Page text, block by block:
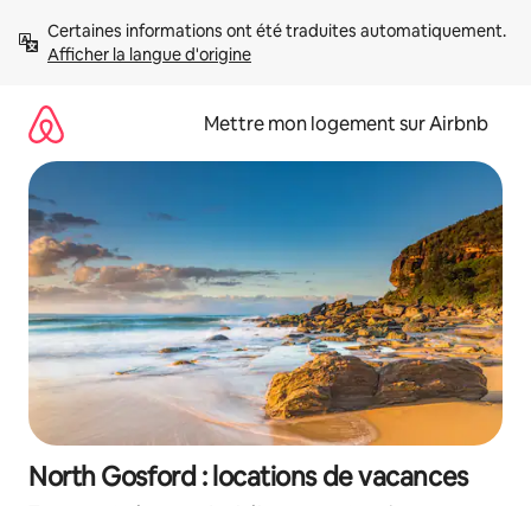
directement
Afficher la langue d'origine
Mettre mon logement sur Airbnb
North Gosford : locations de vacances